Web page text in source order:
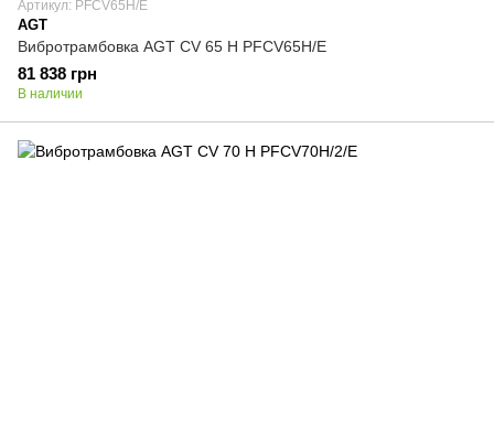
Артикул: PFCV65H/E
AGT
Вибротрамбовка AGT CV 65 H PFCV65H/E
81 838 грн
В наличии